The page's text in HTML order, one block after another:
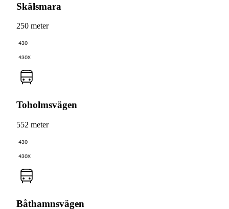
Skälsmara
250 meter
430
430X
Toholmsvägen
552 meter
430
430X
Båthamnsvägen